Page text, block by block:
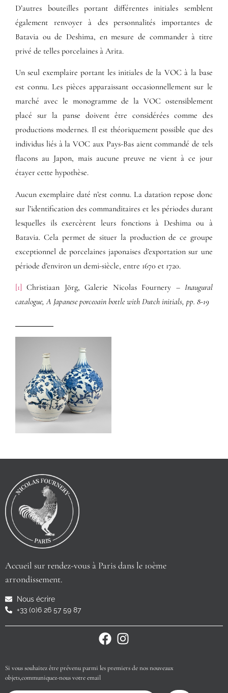
D’autres bouteilles portant différentes initiales semblent
également renvoyer à des personnalités importantes de
Batavia ou de Deshima, en mesure de commander à titre
privé de telles porcelaines à Arita.
Un seul exemplaire portant les initiales de la VOC à la base
est connu. Les pièces apparaissant occasionnellement sur le
marché avec le monogramme de la VOC ostensiblement
placé sur la panse doivent être considérées comme des
productions modernes. Il est théoriquement possible que des
individus liés à la VOC aux Pays-Bas aient commandé de tels
flacons au Japon, mais aucune preuve ne vient à ce jour
étayer cette hypothèse.
Aucun exemplaire daté n’est connu. La datation repose donc
sur l’identification des commanditaires et les périodes durant
lesquelles ils exercèrent leurs fonctions à Deshima ou à
Batavia. Cela permet de situer la production de ce groupe
exceptionnel de porcelaines japonaises d’exportation sur une
période d’environ un demi-siècle, entre 1670 et 1720.
[1] Christiaan Jörg, Galerie Nicolas Fournery – Inaugural
catalogue, A Japanese porceoain bottle with Dutch initials, pp. 8-19
Accueil sur rendez-vous à Paris dans le 10ème
arrondissement.
Nous écrire
+33 (0)6 26 57 59 87
Si vous souhaitez être prévenu parmi les premiers de nos nouveaux
objets,communiquez-nous votre email